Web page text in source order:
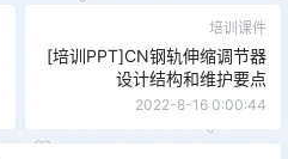
培训课件
[培训PPT]CN钢轨伸缩调节器
设计结构和维护要点
2022-8-16 0:00:44